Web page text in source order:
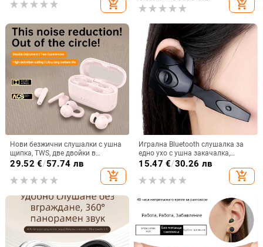
над 8 ч
add_shopping_cart
звук
add_shopping_cart
Нови безжични слушалки с ушна
щипка, TWS, две двойки в
комплект, Bluetooth
29.52 €/57.74 лв
add_shopping_cart
Игрална Bluetooth слушалка за
едно ухо с ушна закачалка,
Bluetooth 5.0, живот на батерията
над 8 ч, IPX3 водоустойчивост
15.47 €/30.26 лв
add_shopping_cart